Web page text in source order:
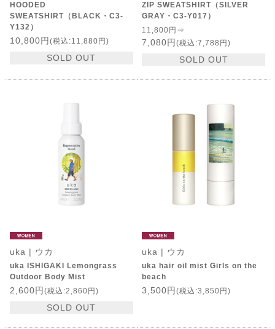
HOODED
SWEATSHIRT（BLACK・C3-
Y132）
10,800円 (税込:11,880円)
SOLD OUT
ZIP SWEATSHIRT（SILVER
GRAY・C3-Y017）
11,800円⇒
7,080円 (税込:7,788円)
SOLD OUT
uka | ウカ
uka ISHIGAKI Lemongrass
Outdoor Body Mist
2,600円 (税込:2,860円)
SOLD OUT
uka | ウカ
uka hair oil mist Girls on the
beach
3,500円 (税込:3,850円)